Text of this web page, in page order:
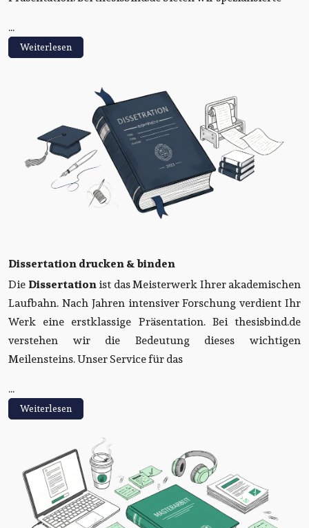
...
Weiterlesen
Dissertation drucken & binden
Die Dissertationist das Meisterwerk Ihrer akademischen
Laufbahn. Nach Jahren intensiver Forschung verdient Ihr
Werk eine erstklassige Präsentation. Bei thesisbind.de
verstehen wir die Bedeutung dieses wichtigen
Meilensteins. Unser Service für das
...
Weiterlesen